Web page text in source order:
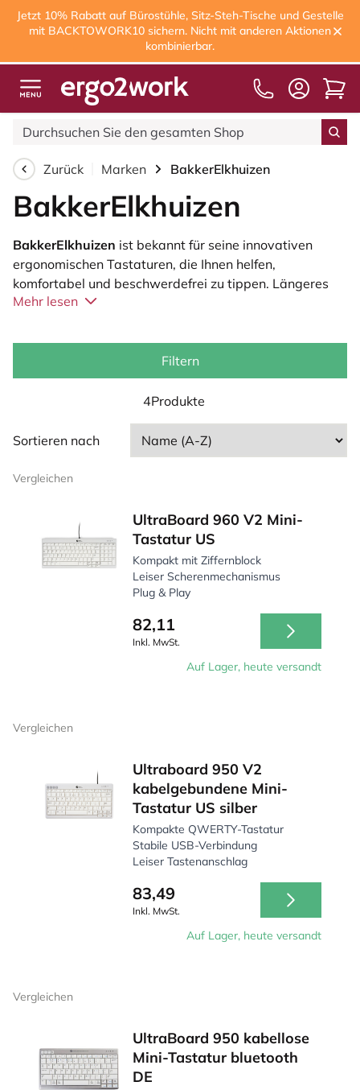
Jetzt 10% Rabatt auf Bürostühle, Sitz-Steh-Tische und Gestelle
mit BACKTOWORK10 sichern. Nicht mit anderen Aktionen
kombinierbar.
Zurück Marken BakkerElkhuizen
BakkerElkhuizen
BakkerElkhuizen ist bekannt für seine innovativen
ergonomischen Tastaturen, die Ihnen helfen,
komfortabel und beschwerdefrei zu tippen. Längeres
Arbeiten mit einer Standardtastatur kann zu
Schultern führen. Die Tastaturen von BakkerElkhuizen
sorgen für eine natürliche Körperhaltung, sodass Sie
produktiver und gesünder arbeiten. Ob im Homeoffice
oder im Büro – diese Tastaturen sind darauf ausgelegt,
Mehr lesen
Filtern
4Produkte
Sortieren nach
Vergleichen
UltraBoard 960 V2 Mini-
Tastatur US
Kompakt mit Ziffernblock
Leiser Scherenmechanismus
Plug & Play
82,11
Inkl. MwSt.
Auf Lager, heute versandt
Vergleichen
Ultraboard 950 V2
kabelgebundene Mini-
Tastatur US silber
Kompakte QWERTY-Tastatur
Stabile USB-Verbindung
Leiser Tastenanschlag
83,49
Inkl. MwSt.
Auf Lager, heute versandt
Vergleichen
UltraBoard 950 kabellose
Mini-Tastatur bluetooth
DE